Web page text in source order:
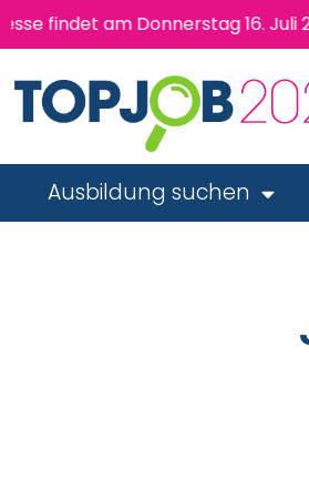
am Donnerstag 16. Juli
Ausbildung suchen